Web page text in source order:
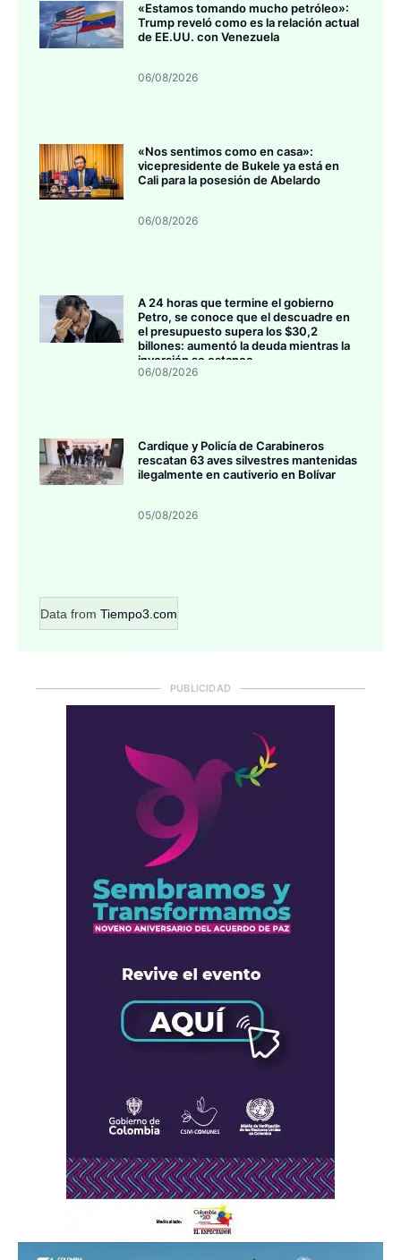
«Estamos tomando mucho petróleo»:
Trump reveló como es la relación actual
de EE.UU. con Venezuela
06/08/2026
«Nos sentimos como en casa»:
vicepresidente de Bukele ya está en
Cali para la posesión de Abelardo
06/08/2026
A 24 horas que termine el gobierno
Petro, se conoce que el descuadre en
el presupuesto supera los $30,2
billones: aumentó la deuda mientras la
inversión se estanca
06/08/2026
Cardique y Policía de Carabineros
rescatan 63 aves silvestres mantenidas
ilegalmente en cautiverio en Bolívar
05/08/2026
Data from Tiempo3.com
PUBLICIDAD